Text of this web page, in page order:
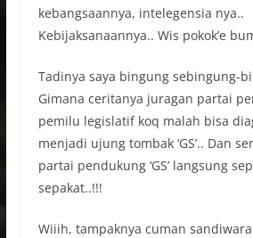
kebangsaannya, intelegensia nya..
Kebijaksanaannya.. Wis pokok’e
Tadinya saya bingung sebingung-
Gimana ceritanya juragan partai
pemilu legislatif koq malah bisa
menjadi ujung tombak ‘GS’.. Dan
partai pendukung ‘GS’ langsung
sepakat..!!!
Wiiih, tampaknya cuman